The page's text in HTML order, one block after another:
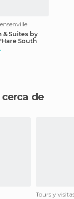
& Suites by
South
cerca de
Tours y